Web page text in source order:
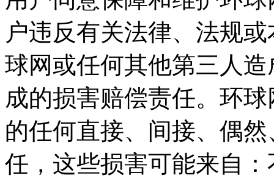
户违反有关法律、法规
球网或任何其他第三人
成的损害赔偿责任。环
的任何直接、间接、偶
任，这些损害可能来自